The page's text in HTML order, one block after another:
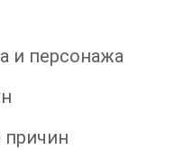
и персонажа